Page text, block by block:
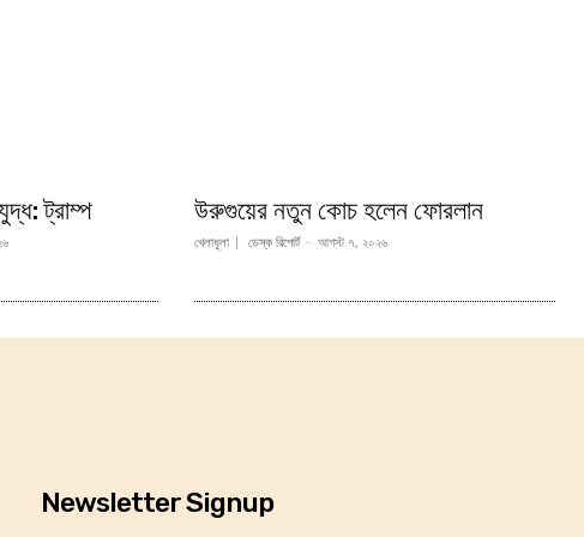
ট্রাম্প উরুগুয়ের নতুন কোচ হলেন ফোরলান
খেলাধূলা ডেস্ক রিপোর্ট - আগস্ট ৭, ২০২৬
Newsletter Signup